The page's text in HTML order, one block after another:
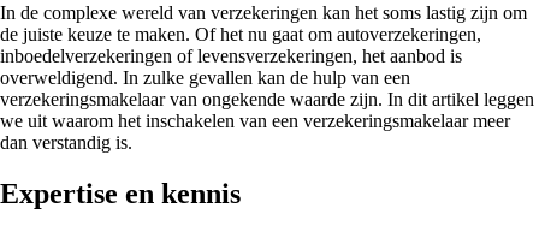
In de complexe wereld van verzekeringen kan het soms lastig zijn om
de juiste keuze te maken. Of het nu gaat om autoverzekeringen,
inboedelverzekeringen of levensverzekeringen, het aanbod is
overweldigend. In zulke gevallen kan de hulp van een
verzekeringsmakelaar van ongekende waarde zijn. In dit artikel leggen
we uit waarom het inschakelen van een verzekeringsmakelaar meer
dan verstandig is.
Expertise en kennis